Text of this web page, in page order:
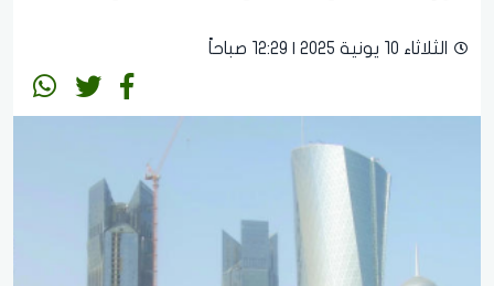
الثلاثاء 10 يونية 2025 | 12:29 صباحاً